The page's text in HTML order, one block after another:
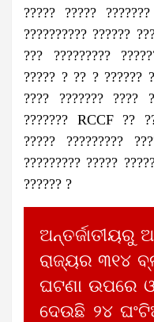
????? ?????
?????????? ??????
??? ?????????
????? ? ?? ? ??????
???? ??????? ????
??????? RCCF ??
????? ?????????
????????? ?????
?????? ?
ଅନ୍ତର୍ଜାତୀୟରୁ
ରାଜ୍ୟର ୩୧୪
ଘଟଣା ଉପରେ
ଦେଉଛି ୨୪